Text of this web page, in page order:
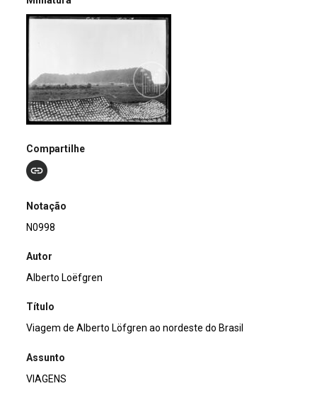
Compartilhe
Notação
N0998
Autor
Alberto Loëfgren
Título
Viagem de Alberto Löfgren ao nordeste do Brasil
Assunto
VIAGENS